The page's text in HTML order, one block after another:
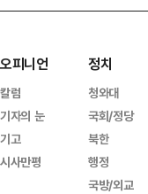
오피니언
칼럼
기자의 눈
기고
시사만평
정치
청와대
국회/정당
북한
행정
국방/외교